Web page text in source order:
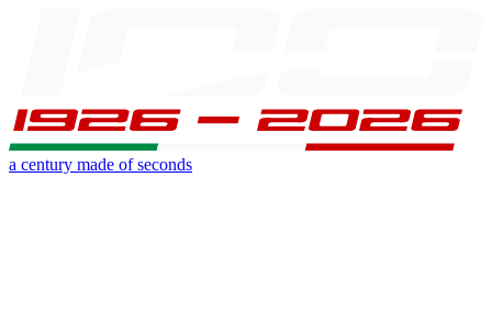
a century made of seconds